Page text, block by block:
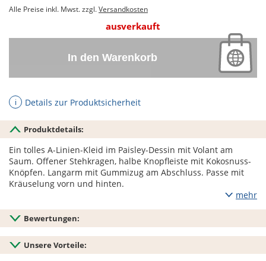
Alle Preise inkl. Mwst. zzgl.Versandkosten
ausverkauft
In den Warenkorb
ℹ Details zur Produktsicherheit
Produktdetails:
Ein tolles A-Linien-Kleid im Paisley-Dessin mit Volant am
Saum. Offener Stehkragen, halbe Knopfleiste mit Kokosnuss-
Knöpfen. Langarm mit Gummizug am Abschluss. Passe mit
Kräuselung vorn und hinten.
mehr
Bewertungen:
Unsere Vorteile: